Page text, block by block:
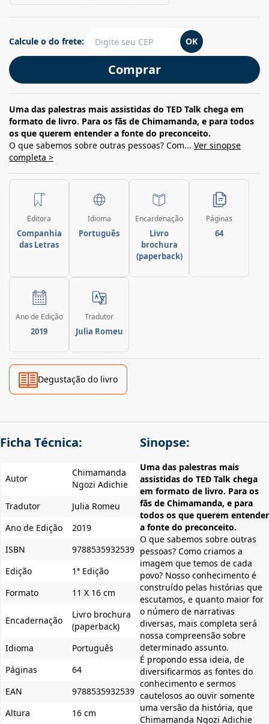
Comprar
Calcule o do frete: OK
Uma das palestras mais assistidas do TED Talk chega em
formato de livro. Para os fãs de Chimamanda, e para todos
os que querem entender a fonte do preconceito.
O que sabemos sobre outras pessoas? Com... Ver sinopse
completa >
Editora
Companhia
das Letras
Idioma
Português
Encardenação
Livro
brochura
(paperback)
Páginas
64
Ano de Edição
2019
Tradutor
Julia Romeu
Degustação do livro
Ficha Técnica:
Autor
Chimamanda
Ngozi Adichie
Tradutor
Julia Romeu
Ano de Edição
2019
ISBN
9788535932539
Edição
1ª Edição
Formato
11 X 16 cm
Encadernação
Livro brochura
(paperback)
Idioma
Português
Páginas
64
EAN
9788535932539
Altura
16 cm
Sinopse:
Uma das palestras mais
assistidas do TED Talk chega
em formato de livro. Para os
fãs de Chimamanda, e para
todos os que querem entender
a fonte do preconceito.
O que sabemos sobre outras
pessoas? Como criamos a
imagem que temos de cada
povo? Nosso conhecimento é
construído pelas histórias que
escutamos, e quanto maior for
o número de narrativas
diversas, mais completa será
nossa compreensão sobre
determinado assunto.
É propondo essa ideia, de
diversificarmos as fontes do
conhecimento e sermos
cautelosos ao ouvir somente
uma versão da história, que
Chimamanda Ngozi Adichie